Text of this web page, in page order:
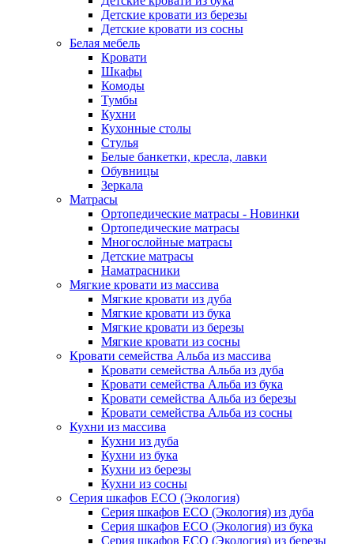
Детские кровати из березы
Детские кровати из сосны
Белая мебель
Кровати
Шкафы
Комоды
Тумбы
Кухни
Кухонные столы
Стулья
Белые банкетки, кресла, лавки
Обувницы
Зеркала
Матрасы
Ортопедические матрасы - Новинки
Ортопедические матрасы
Многослойные матрасы
Детские матрасы
Наматрасники
Мягкие кровати из массива
Мягкие кровати из дуба
Мягкие кровати из бука
Мягкие кровати из березы
Мягкие кровати из сосны
Кровати семейства Альба из массива
Кровати семейства Альба из дуба
Кровати семейства Альба из бука
Кровати семейства Альба из березы
Кровати семейства Альба из сосны
Кухни из массива
Кухни из дуба
Кухни из бука
Кухни из березы
Кухни из сосны
Серия шкафов ECO (Экология)
Серия шкафов ECO (Экология) из дуба
Серия шкафов ECO (Экология) из бука
Серия шкафов ECO (Экология) из березы